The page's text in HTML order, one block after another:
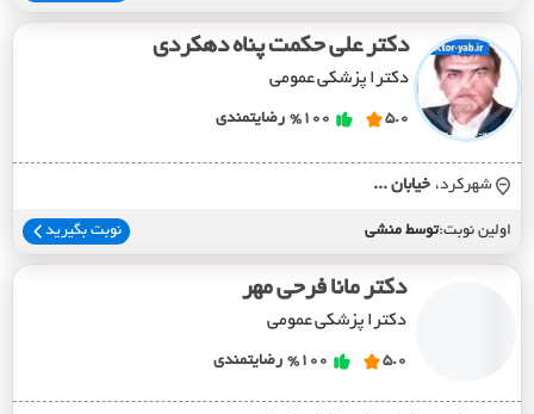
دکتر علی حکمت پناه دهکردی
دکترا پزشکی عمومی
5.0
%100 رضایتمندی
شهرکرد، خيابان ...
اولین نوبت:توسط منشی نوبت بگیرید
دکتر مانا فرحی مهر
دکترا پزشکی عمومی
5.0
%100 رضایتمندی